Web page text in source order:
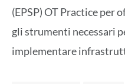
(EPSP) OT Practice per
gli strumenti necessari
implementare